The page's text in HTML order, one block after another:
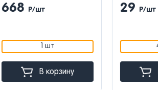
668 Р/шт
1 шт
В корзину
29 Р/шт